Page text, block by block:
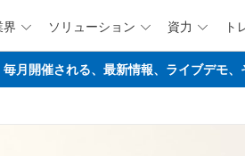
メインコンテンツにスキ
業界  ソリューション  資力 
開催される、最新情報、ライブデモ